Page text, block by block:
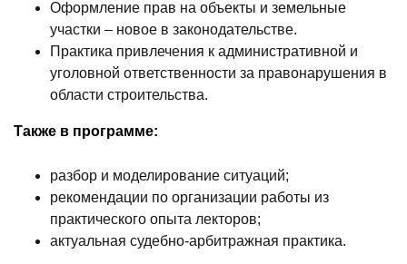
Оформление прав на объекты и земельные
участки – новое в законодательстве.
Практика привлечения к административной и
уголовной ответственности за правонарушения в
области строительства.
Также в программе:
разбор и моделирование ситуаций;
рекомендации по организации работы из
практического опыта лекторов;
актуальная судебно-арбитражная практика.